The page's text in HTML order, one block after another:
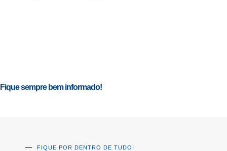
Fique sempre bem informado!
FIQUE POR DENTRO DE TUDO!